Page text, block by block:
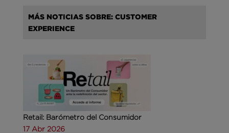
MÁS NOTICIAS SOBRE: CUSTOMER
EXPERIENCE
Retail: Barómetro del Consumidor
17 Abr 2026